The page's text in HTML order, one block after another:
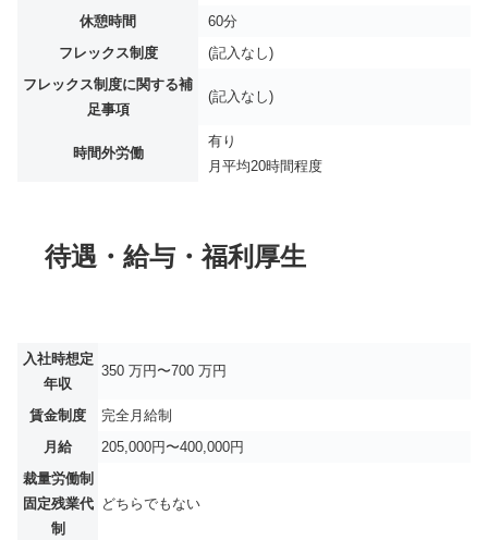
休憩時間
60分
フレックス制度
(記入なし)
フレックス制度に関する補
足事項
(記入なし)
時間外労働
有り
月平均20時間程度
待遇・給与・福利厚生
入社時想定
年収
350 万円〜700 万円
賃金制度
完全月給制
月給
205,000円〜400,000円
裁量労働制
固定残業代
制
どちらでもない